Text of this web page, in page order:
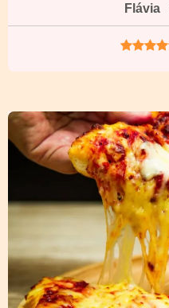
Flávia